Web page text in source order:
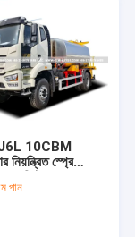
10CBM
নিয়ন্ত্রিত স্প্রে
জন্য RIELLO বার্নার
পান